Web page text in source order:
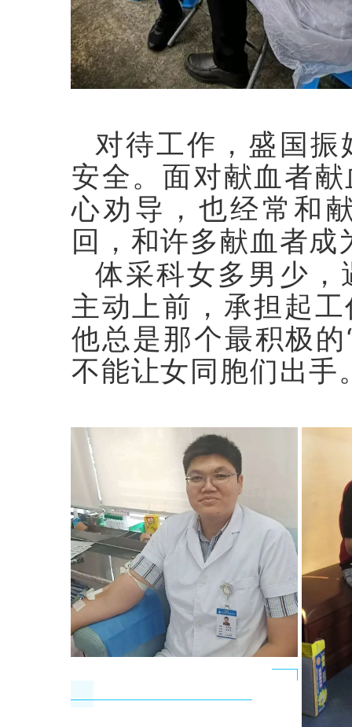
对待工作，盛国
安全。面对献血者
心劝导，也经常和
回，和许多献血者成
体采科女多男少
主动上前，承担起
他总是那个最积极
不能让女同胞们出手